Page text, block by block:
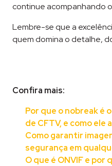
continue acompanhando
Lembre-se que a
quem domina o detalhe,
Confira mais:
Por que o nobreak é
de CFTV, e como
Como garantir
segurança em
O que é ONVIF e por